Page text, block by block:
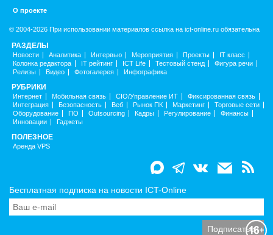
О проекте
© 2004-2026 При использовании материалов ссылка на ict-online.ru обязательна
РАЗДЕЛЫ
Новости Аналитика Интервью Мероприятия Проекты
IT класс
Колонка редактора
IT рейтинг ICT Life Тестовый стенд
Фигура речи
Релизы
Видео Фотогалерея Инфографика
РУБРИКИ
Интернет Мобильная связь CIO/Управление ИТ
Фиксированная связь
Интеграция
Безопасность Веб Рынок ПК Маркетинг
Торговые сети
Оборудование
ПО Outsourcing Кадры Регулирование
Финансы
Инновации
Гаджеты
ПОЛЕЗНОЕ
Аренда VPS
Бесплатная подписка на новости ICT-Online